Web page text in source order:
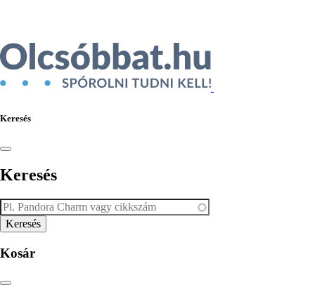
Keresés
Keresés
Kosár